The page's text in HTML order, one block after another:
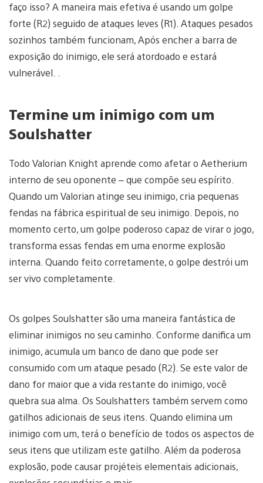
faço isso? A maneira mais efetiva é usando um golpe
forte (R2) seguido de ataques leves (R1). Ataques pesados
sozinhos também funcionam, Após encher a barra de
exposição do inimigo, ele será atordoado e estará
vulnerável. .
Termine um inimigo com um
Soulshatter
Todo Valorian Knight aprende como afetar o Aetherium
interno de seu oponente – que compõe seu espírito.
Quando um Valorian atinge seu inimigo, cria pequenas
fendas na fábrica espiritual de seu inimigo. Depois, no
momento certo, um golpe poderoso capaz de virar o jogo,
transforma essas fendas em uma enorme explosão
interna. Quando feito corretamente, o golpe destrói um
ser vivo completamente.
Os golpes Soulshatter são uma maneira fantástica de
eliminar inimigos no seu caminho. Conforme danifica um
inimigo, acumula um banco de dano que pode ser
consumido com um ataque pesado (R2). Se este valor de
dano for maior que a vida restante do inimigo, você
quebra sua alma. Os Soulshatters também servem como
gatilhos adicionais de seus itens. Quando elimina um
inimigo com um, terá o benefício de todos os aspectos de
seus itens que utilizam este gatilho. Além da poderosa
explosão, pode causar projéteis elementais adicionais,